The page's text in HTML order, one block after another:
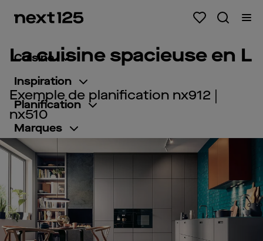
Cuisine
Inspiration
Planification
Marques
La cuisine spacieuse en L
Exemple de planification nx912 |
nx510